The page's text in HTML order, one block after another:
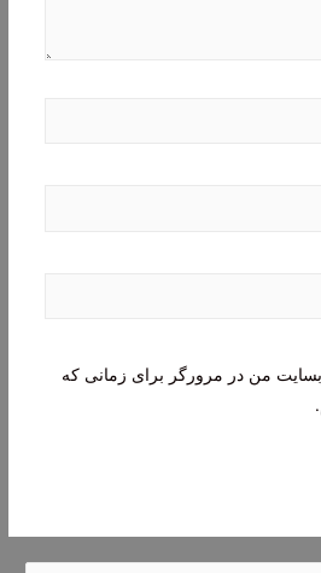
من در مرورگر برای زمانی که